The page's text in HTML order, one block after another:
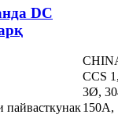
DC
CCS
3Ø,
пайвасткунак150A,